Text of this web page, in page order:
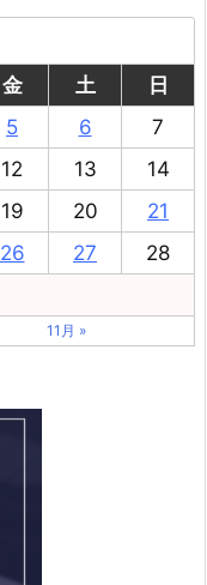
金 土
日
5 6
7
12 13
14
19 20
21
26 27
28
11月 »